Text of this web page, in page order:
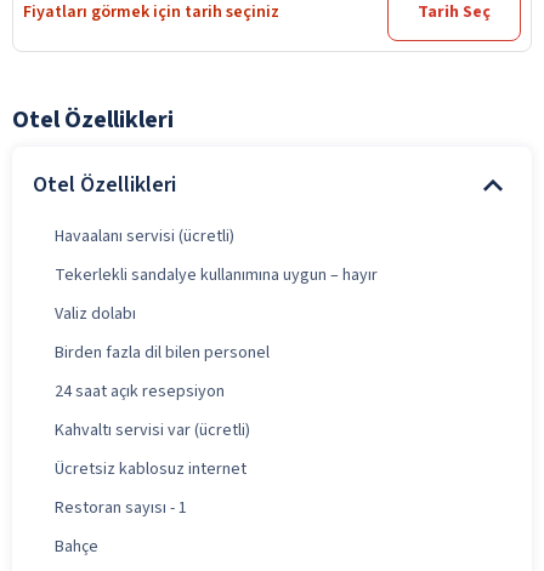
Fiyatları görmek için tarih seçiniz Tarih Seç
Otel Özellikleri
Otel Özellikleri
Havaalanı servisi (ücretli)
Tekerlekli sandalye kullanımına uygun – hayır
Valiz dolabı
Birden fazla dil bilen personel
24 saat açık resepsiyon
Kahvaltı servisi var (ücretli)
Ücretsiz kablosuz internet
Restoran sayısı - 1
Bahçe